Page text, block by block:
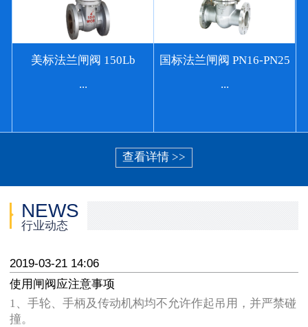
美标法兰闸阀 150Lb
...
国标法兰闸阀 PN16-PN25
...
查看详情 >>
NEWS
行业动态
2019-03-21 14:06
使用闸阀应注意事项
1、手轮、手柄及传动机构均不允许作起吊用，并严禁碰
撞。